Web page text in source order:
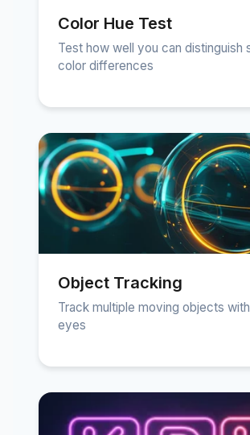
Color Hue Test
Test how well you can distinguish
color differences
Object Tracking
Track multiple moving objects
eyes